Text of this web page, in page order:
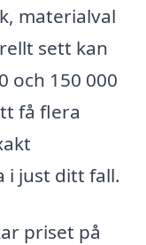
materialval
sett kan
och 150 000
få flera
i just ditt fall.
priset på